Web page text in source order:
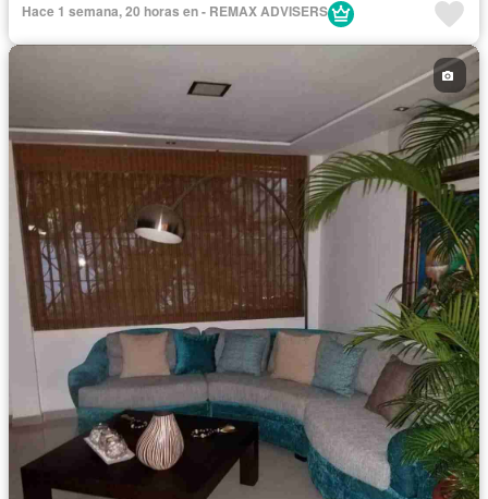
Hace 1 semana, 20 horas en - REMAX ADVISERS